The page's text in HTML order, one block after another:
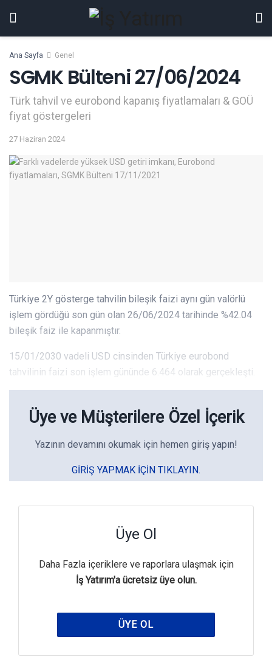
Ana Sayfa Genel
SGMK Bülteni 27/06/2024
Türk tahvil ve eurobond kapanış fiyatlamaları & GOÜ
fiyat göstergeleri
27 Haziran 2024
Türkiye 2Y gösterge tahvilin bileşik faizi aynı gün valörlü
işlem gördüğü son gün olan 26/06/2024 tarihinde %42.04
bileşik faiz ile kapanmıştır.
15/01/2030 vadeli USD cinsinden Türkiye eurobond
tahvilinin faizi son işlem gününde 6.464 olarak gerçekleşti.
Üye ve Müşterilere Özel İçerik
Yazının devamını okumak için hemen giriş yapın!
GIRIŞ YAPMAK IÇIN TIKLAYIN.
Üye Ol
Daha Fazla içeriklere ve raporlara ulaşmak için
İş Yatırım'a ücretsiz üye olun.
ÜYE OL